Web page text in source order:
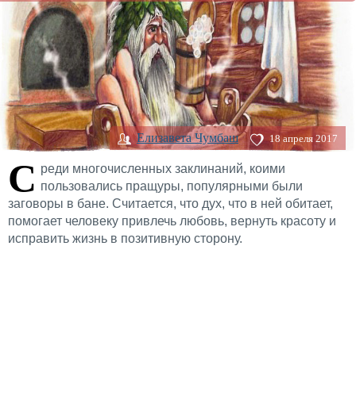
Елизавета Чумбаш 18 апреля 2017
С реди многочисленных заклинаний, коими
пользовались пращуры, популярными были
заговоры в бане. Считается, что дух, что в ней обитает,
помогает человеку привлечь любовь, вернуть красоту и
исправить жизнь в позитивную сторону.